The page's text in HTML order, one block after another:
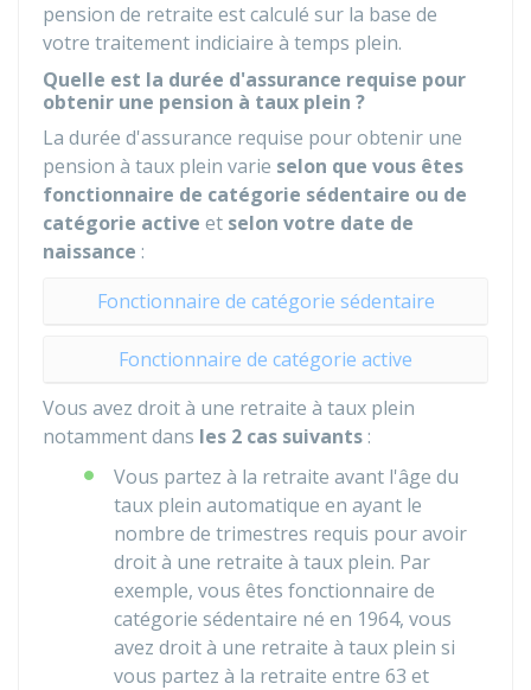
pension de retraite est calculé sur la base de
votre traitement indiciaire à temps plein.
Quelle est la durée d'assurance requise pour
obtenir une pension à taux plein ?
La durée d'assurance requise pour obtenir une
pension à taux plein varie selon que vous êtes
fonctionnaire de catégorie sédentaire ou de
catégorie active et selon votre date de
naissance :
Fonctionnaire de catégorie sédentaire
Fonctionnaire de catégorie active
Vous avez droit à une retraite à taux plein
notamment dans les 2 cas suivants :
Vous partez à la retraite avant l'âge du
taux plein automatique en ayant le
nombre de trimestres requis pour avoir
droit à une retraite à taux plein. Par
exemple, vous êtes fonctionnaire de
catégorie sédentaire né en 1964, vous
avez droit à une retraite à taux plein si
vous partez à la retraite entre 63 et